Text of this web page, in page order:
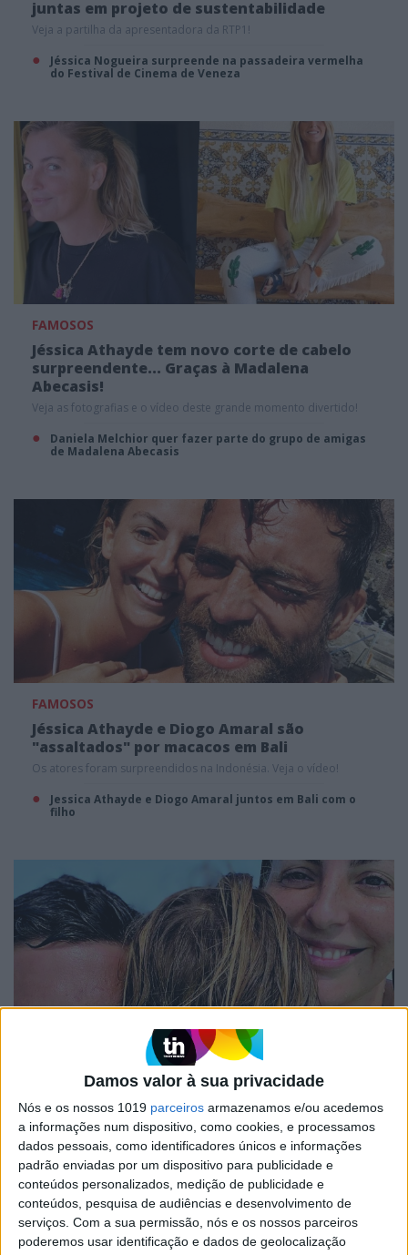
Damos valor à sua privacidade
Nós e os nossos 1019 parceiros armazenamos e/ou acedemos
a informações num dispositivo, como cookies, e processamos
dados pessoais, como identificadores únicos e informações
padrão enviadas por um dispositivo para publicidade e
conteúdos personalizados, medição de publicidade e
conteúdos, pesquisa de audiências e desenvolvimento de
serviços. Com a sua permissão, nós e os nossos parceiros
poderemos usar identificação e dados de geolocalização
juntas em projeto de sustentabilidade
Veja a partilha da apresentadora da RTP1!
Jéssica Nogueira surpreende na passadeira vermelha
do Festival de Cinema de Veneza
FAMOSOS
Jéssica Athayde tem novo corte de cabelo
surpreendente... Graças à Madalena
Abecasis!
Veja as fotografias e o vídeo deste grande momento divertido!
Daniela Melchior quer fazer parte do grupo de amigas
de Madalena Abecasis
FAMOSOS
Jéssica Athayde e Diogo Amaral são
"assaltados" por macacos em Bali
Os atores foram surpreendidos na Indonésia. Veja o vídeo!
Jessica Athayde e Diogo Amaral juntos em Bali com o
filho
Jessica Athayde e Diogo Amaral juntos em
Bali com o filho
A atriz da novela da SIC “Lua de Mel” vai, finalmente, regressar a
um dos seus destinos de eleição, acompanhada de dois dos
homens mais importantes da sua vida. A aventura vai durar um